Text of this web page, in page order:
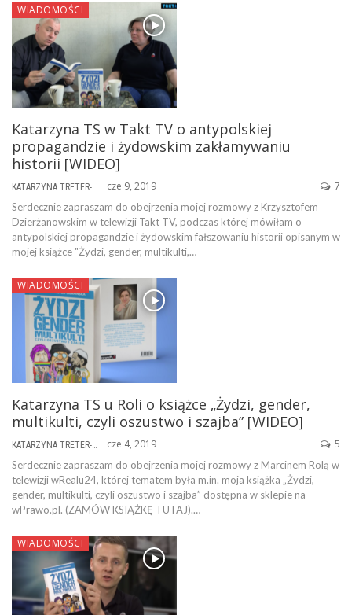
WIADOMOŚCI
Katarzyna TS w Takt TV o antypolskiej
propagandzie i żydowskim zakłamywaniu
historii [WIDEO]
cze 9, 2019 7
Serdecznie zapraszam do obejrzenia mojej rozmowy z Krzysztofem
Dzierżanowskim w telewizji Takt TV, podczas której mówiłam o
antypolskiej propagandzie i żydowskim fałszowaniu historii opisanym w
mojej książce "Żydzi, gender, multikulti,…
WIADOMOŚCI
Katarzyna TS u Roli o książce „Żydzi, gender,
multikulti, czyli oszustwo i szajba” [WIDEO]
KATARZYNA TRETER-SIERPIŃSKA cze 4, 2019 5
Serdecznie zapraszam do obejrzenia mojej rozmowy z Marcinem Rolą w
telewizji wRealu24, której tematem była m.in. moja książka „Żydzi,
gender, multikulti, czyli oszustwo i szajba” dostępna w sklepie na
wPrawo.pl. (ZAMÓW KSIĄŻKĘ TUTAJ).…
WIADOMOŚCI